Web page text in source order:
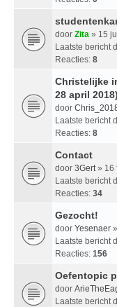
door Zita » 15
Laatste bericht
Reacties: 8
Christelijke
28 april 2018)
door
Laatste bericht
Reacties: 8
Contact
door 3Gert » 16
Laatste bericht
Reacties: 34
Gezocht!
door Yesenaer
Laatste bericht
Reacties: 156
Oefentopic
door
Laatste bericht